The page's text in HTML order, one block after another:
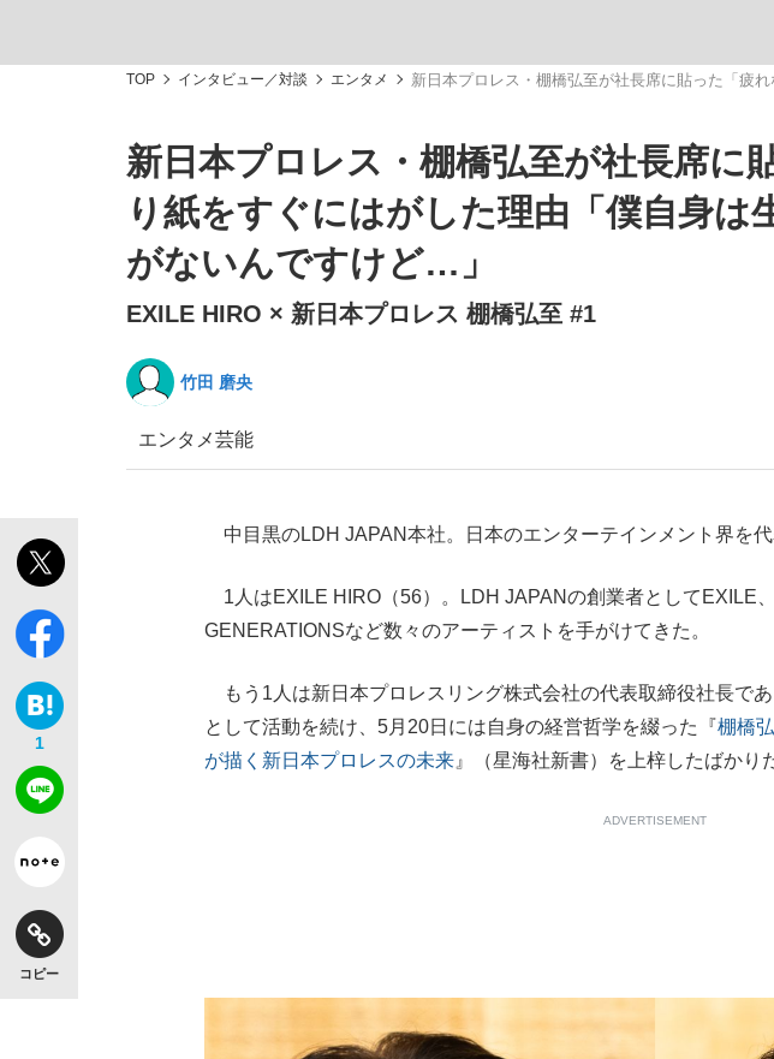
「敗因分析は一切聞かれなかった」侍ジャパン選手が証言した“NPB聞...
「目標達成できなかったからと言って…」サッカー日本代表・森保一監督...
キングの誕生を、目撃せよ。
TOP インタビュー／対談 エンタメ 新日本プロレス・棚橋弘至が社長席に貼った「疲
新日本プロレス・棚橋弘至が社長席に
り紙をすぐにはがした理由「僕自身は
がないんですけど…」
EXILE HIRO × 新日本プロレス 棚橋弘至 #1
竹田 磨央
エンタメ芸能
1
コピー
中目黒のLDH JAPAN本社。日本のエンターテインメント界を代
1人はEXILE HIRO（56）。LDH JAPANの創業者としてEXILE
GENERATIONSなど数々のアーティストを手がけてきた。
もう1人は新日本プロレスリング株式会社の代表取締役社長で
として活動を続け、5月20日には自身の経営哲学を綴った『棚橋
が描く新日本プロレスの未来 』（星海社新書）を上梓したばかり
ADVERTISEMENT